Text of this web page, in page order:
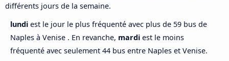
différents jours de la semaine.
lundi est le jour le plus fréquenté avec plus de 59 bus de
Naples à Venise . En revanche, mardi est le moins
fréquenté avec seulement 44 bus entre Naples et Venise.